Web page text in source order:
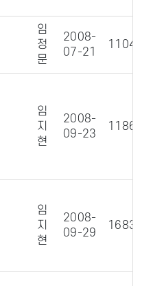
임
정
문
2008-
07-21
11043
임
지
현
2008-
09-23
11862
임
지
현
2008-
09-29
16831